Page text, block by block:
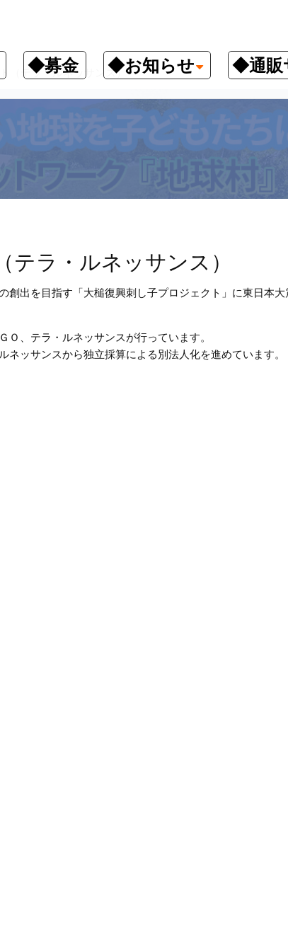
◆募金 ◆お知らせ ◆通販
（テラ・ルネッサンス）
ラ・ルネッサンス）
出を目指す「大槌復興刺し子プロジェクト」に東日本大
、テラ・ルネッサンスが行っています。
ッサンスから独立採算による別法人化を進めています。